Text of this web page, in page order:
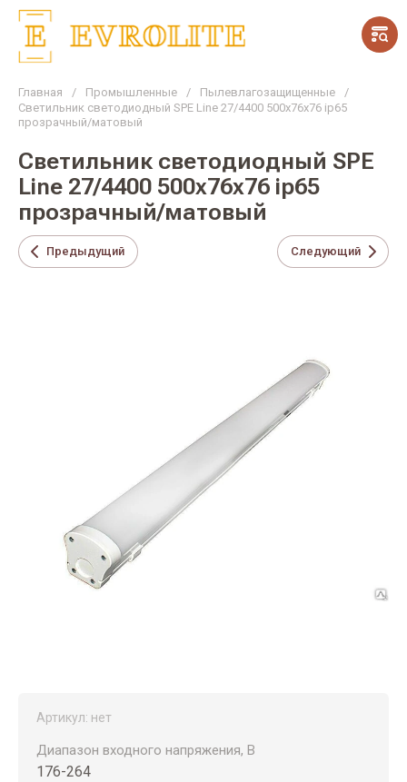
Главная / Промышленные / Пылевлагозащищенные
/
Светильник светодиодный SPE Line 27/4400 500x76x76 ip65
прозрачный/матовый
Светильник светодиодный SPE
Line 27/4400 500x76x76 ip65
прозрачный/матовый
Предыдущий Следующий
Артикул: нет
Диапазон входного напряжения, В
176-264